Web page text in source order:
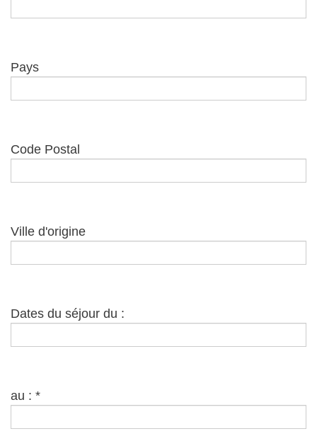
Pays
Code Postal
Ville d'origine
Dates du séjour du :
au : *